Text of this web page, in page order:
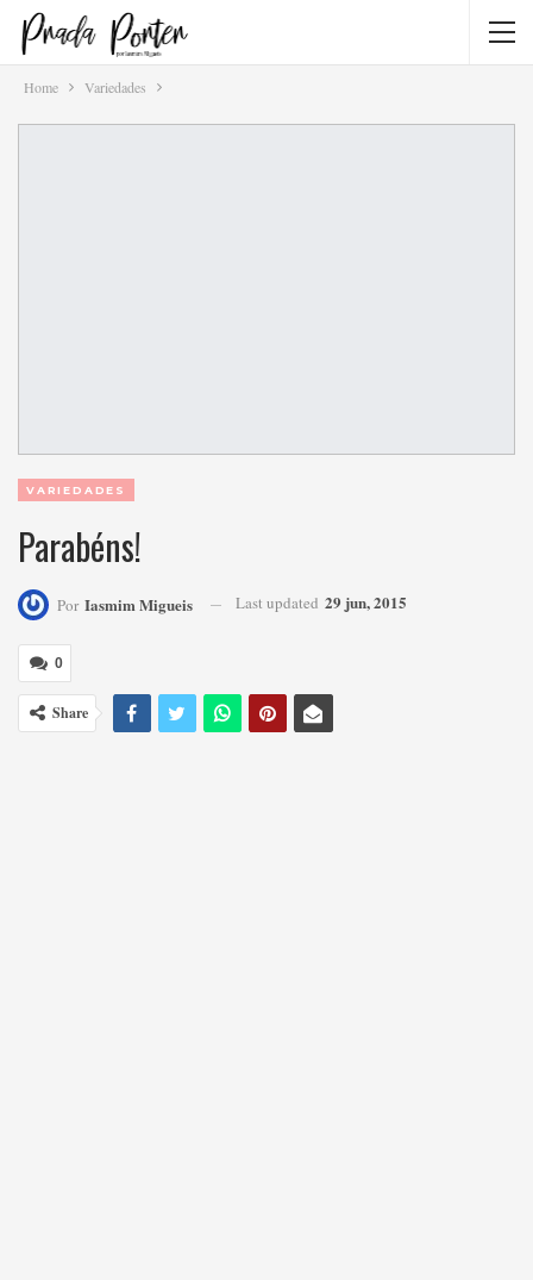
Home Variedades
VARIEDADES
Parabéns!
Por Iasmim Migueis Last updated 29 jun, 2015
0
Share